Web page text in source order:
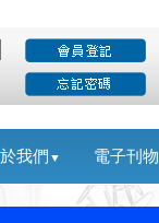
我們 ▼ 電子刊物